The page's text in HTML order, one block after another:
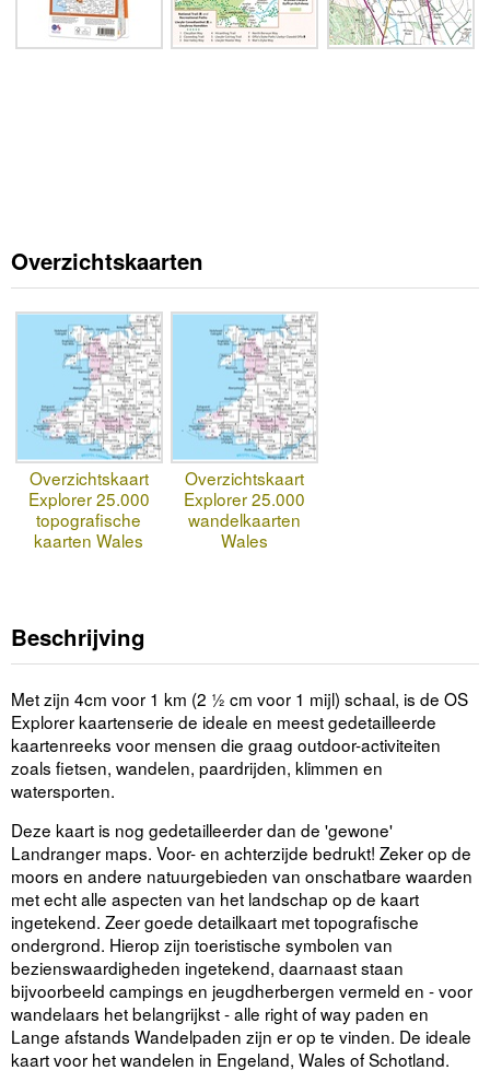
Overzichtskaarten
Overzichtskaart
Explorer 25.000
topografische
kaarten Wales
Overzichtskaart
Explorer 25.000
wandelkaarten
Wales
Beschrijving
Met zijn 4cm voor 1 km (2 ½ cm voor 1 mijl) schaal, is de OS
Explorer kaartenserie de ideale en meest gedetailleerde
kaartenreeks voor mensen die graag outdoor-activiteiten
zoals fietsen, wandelen, paardrijden, klimmen en
watersporten.
Deze kaart is nog gedetailleerder dan de 'gewone'
Landranger maps. Voor- en achterzijde bedrukt! Zeker op de
moors en andere natuurgebieden van onschatbare waarden
met echt alle aspecten van het landschap op de kaart
ingetekend. Zeer goede detailkaart met topografische
ondergrond. Hierop zijn toeristische symbolen van
bezienswaardigheden ingetekend, daarnaast staan
bijvoorbeeld campings en jeugdherbergen vermeld en - voor
wandelaars het belangrijkst - alle right of way paden en
Lange afstands Wandelpaden zijn er op te vinden. De ideale
kaart voor het wandelen in Engeland, Wales of Schotland.